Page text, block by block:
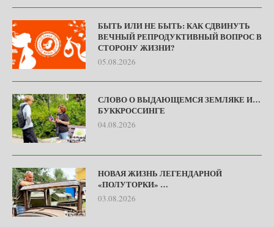
БЫТЬ ИЛИ НЕ БЫТЬ: КАК СДВИНУТЬ
ВЕЧНЫЙ РЕПРОДУКТИВНЫЙ ВОПРОС В
СТОРОНУ ЖИЗНИ?
05.08.2026
СЛОВО О ВЫДАЮЩЕМСЯ ЗЕМЛЯКЕ И…
БУККРОССИНГЕ
04.08.2026
НОВАЯ ЖИЗНЬ ЛЕГЕНДАРНОЙ
«ПОЛУТОРКИ» …
03.08.2026